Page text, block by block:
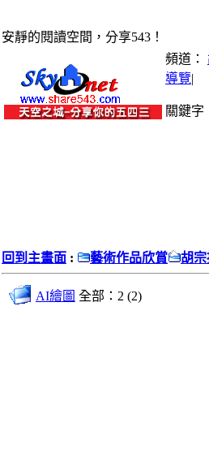
安靜的閱讀空間，分享543！
頻道：
導覽|
關鍵字
回到主畫面 : 藝術作品欣賞 胡
AI繪圖 全部：2 (2)